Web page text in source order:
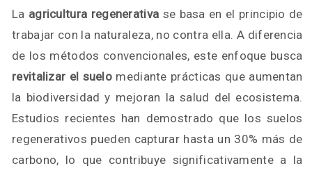
La agricultura regenerativa se basa en el principio de
trabajar con la naturaleza, no contra ella. A diferencia
de los métodos convencionales, este enfoque busca
revitalizar el suelo mediante prácticas que aumentan
la biodiversidad y mejoran la salud del ecosistema.
Estudios recientes han demostrado que los suelos
regenerativos pueden capturar hasta un 30% más de
carbono, lo que contribuye significativamente a la